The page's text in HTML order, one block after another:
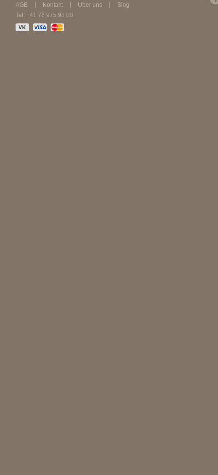
AGB
Kontakt Über uns
Blog
Tel: +41 78 975 93 00